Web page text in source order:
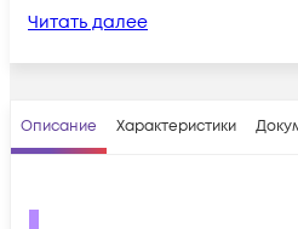
Читать далее
Описание Характеристики